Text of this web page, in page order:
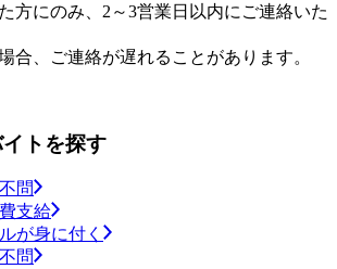
方にのみ、2～3営業日以内にご連絡いた
合、ご連絡が遅れることがあります。
トを探す
問
支給
が身に付く
問